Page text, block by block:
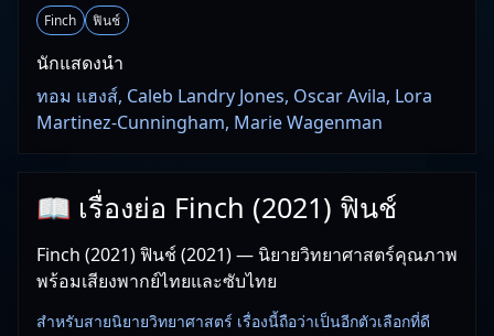
Finch ฟินช์
นักแสดงนำ
ทอม แฮงส์, Caleb Landry Jones, Oscar Avila, Lora
Martinez-Cunningham, Marie Wagenman
📖 เรื่องย่อ Finch (2021) ฟินช์
Finch (2021) ฟินช์ (2021) — นิยายวิทยาศาสตร์คุณภาพ
พร้อมเสียงพากย์ไทยและซับไทย
สำหรับสายนิยายวิทยาศาสตร์ เรื่องนี้ถือว่าเป็นอีกตัวเลือกที่ดี